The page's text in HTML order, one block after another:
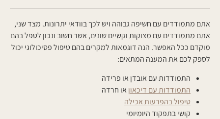
אתם מתמודדים עם חשיפה גבוהה ויש לכך בוודאי יתרונות. מצד שני,
אתם מתמודדים עם מצוקות וקשיים שונים, אשר חשוב ונכון לטפל בהם
מוקדם ככל האפשר. הנה דוגמאות למקרים בהם טיפול פסיכולוגי יכול
לספק לכם את המענה המתאים:
התמודדות עם אובדן או פרידה
התמודדות עם דיכאון או חרדה
טיפול בהפרעות אכילה
קושי בתפקוד היומיומי